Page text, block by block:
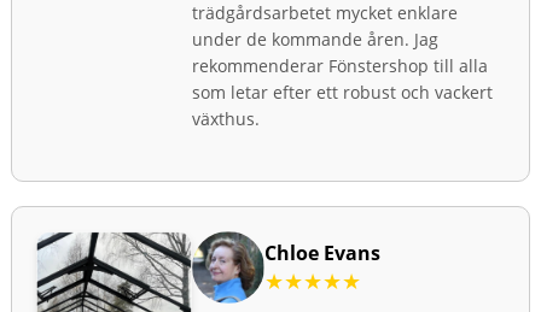
trädgårdsarbetet mycket enklare
under de kommande åren. Jag
rekommenderar Fönstershop till alla
som letar efter ett robust och vackert
växthus.
Chloe Evans
★★★★★